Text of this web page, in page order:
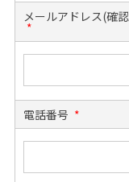
メールアドレス(確
*
電話番号 *